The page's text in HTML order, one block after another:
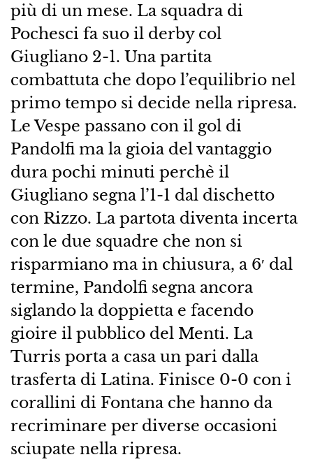
più di un mese. La squadra di
Pochesci fa suo il derby col
Giugliano 2-1. Una partita
combattuta che dopo l’equilibrio nel
primo tempo si decide nella ripresa.
Le Vespe passano con il gol di
Pandolfi ma la gioia del vantaggio
dura pochi minuti perchè il
Giugliano segna l’1-1 dal dischetto
con Rizzo. La partota diventa incerta
con le due squadre che non si
risparmiano ma in chiusura, a 6′ dal
termine, Pandolfi segna ancora
siglando la doppietta e facendo
gioire il pubblico del Menti. La
Turris porta a casa un pari dalla
trasferta di Latina. Finisce 0-0 con i
corallini di Fontana che hanno da
recriminare per diverse occasioni
sciupate nella ripresa.